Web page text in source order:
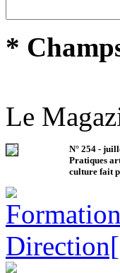
*
Le
N° 254 -
Pratiques
culture fait